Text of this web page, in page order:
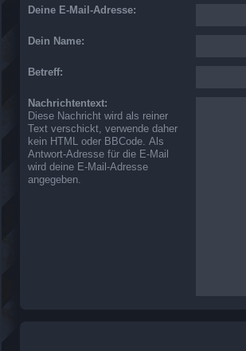
Deine E-Mail-Adresse:
Dein Name:
Betreff:
Nachrichtentext:
Diese Nachricht wird als reiner
Text verschickt, verwende daher
kein HTML oder BBCode. Als
Antwort-Adresse für die E-Mail
wird deine E-Mail-Adresse
angegeben.